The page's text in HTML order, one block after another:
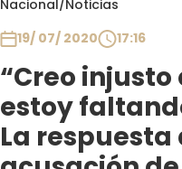
Nacional/Noticias
19/ 07/ 2020
17:16
“Creo
estoy
La respuesta
Club De La Comedia
Contigo en Directo
Plan Perfecto
El Tiempo
Sabingo
Todos Los